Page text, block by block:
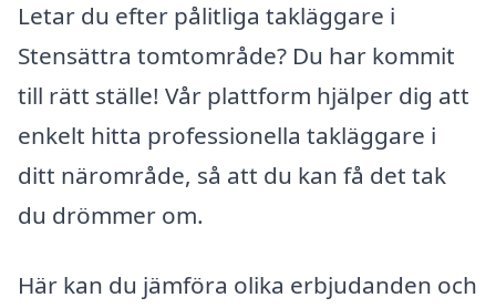
Letar du efter pålitliga takläggare i
Stensättra tomtområde? Du har kommit
till rätt ställe! Vår plattform hjälper dig att
enkelt hitta professionella takläggare i
ditt närområde, så att du kan få det tak
du drömmer om.
Här kan du jämföra olika erbjudanden och